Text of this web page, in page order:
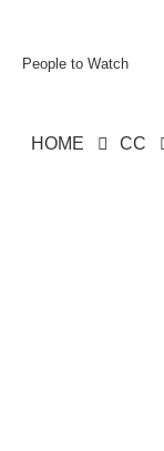
People to Watch
HOME CC